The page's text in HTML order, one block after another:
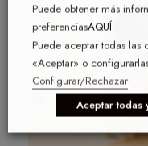
Puede obtener más
preferenciasAQUÍ
Puede aceptar todas las
«Aceptar» o
Configurar/Rechazar
Aceptar todas